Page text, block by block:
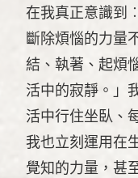
在我真正意識到
斷除煩惱的力量
結、執著、起煩
活中的寂靜。」
活中行住坐臥、
我也立刻運用在
覺知的力量，甚